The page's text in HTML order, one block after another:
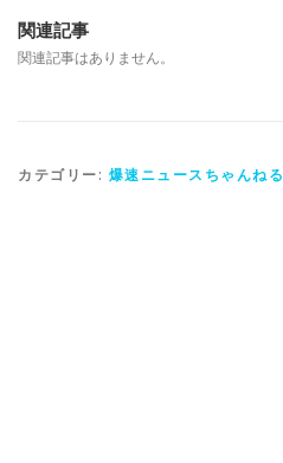
関連記事
関連記事はありません。
カテゴリー: 爆速ニュースちゃんねる